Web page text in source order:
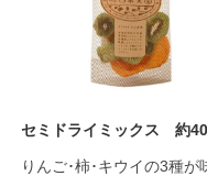
りんご･柿･キウイの3種が
セミドライミックス 約